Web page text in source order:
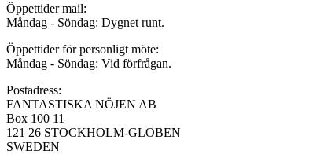
Öppettider mail:
Måndag - Söndag: Dygnet runt.
Öppettider för personligt möte:
Måndag - Söndag: Vid förfrågan.
Postadress:
FANTASTISKA NÖJEN AB
Box 100 11
121 26 STOCKHOLM-GLOBEN
SWEDEN